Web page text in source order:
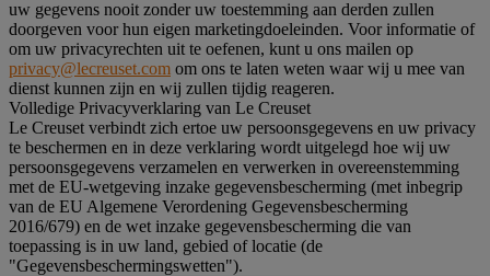
uw gegevens nooit zonder uw toestemming aan derden zullen
doorgeven voor hun eigen marketingdoeleinden. Voor informatie of
om uw privacyrechten uit te oefenen, kunt u ons mailen op
privacy@lecreuset.com om ons te laten weten waar wij u mee van
dienst kunnen zijn en wij zullen tijdig reageren.
Volledige Privacyverklaring van Le Creuset
Le Creuset verbindt zich ertoe uw persoonsgegevens en uw privacy
te beschermen en in deze verklaring wordt uitgelegd hoe wij uw
persoonsgegevens verzamelen en verwerken in overeenstemming
met de EU-wetgeving inzake gegevensbescherming (met inbegrip
van de EU Algemene Verordening Gegevensbescherming
2016/679) en de wet inzake gegevensbescherming die van
toepassing is in uw land, gebied of locatie (de
"Gegevensbeschermingswetten").